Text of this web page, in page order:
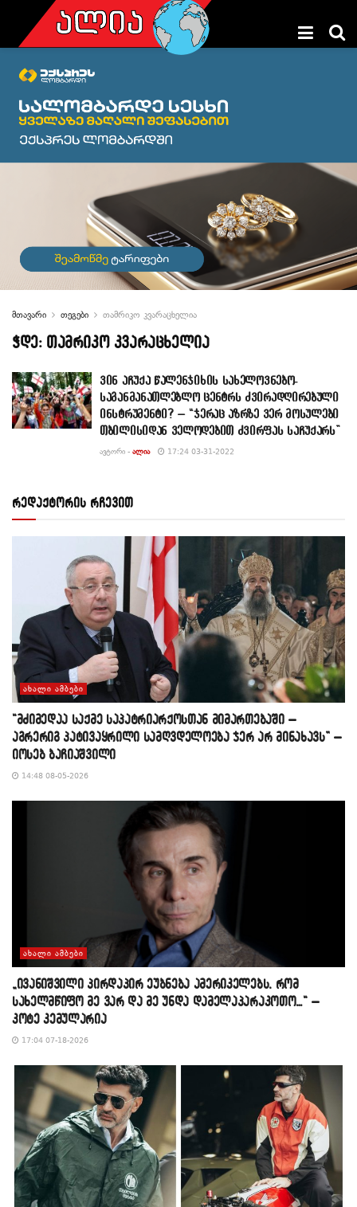
მთავარი თეგები თამრიკო კვარაცხელია
ჭდე: თამრიკო კვარაცხელია
ვინ აჩუქა წალენჯიხის სახელოვნებო-
საგანმანათლებლო ცენტრს ძვირადღირებული
ინსტრუმენტი? – “ჯერაც აზრზე ვერ მოსულები
თბილისიდან ველოდებით ძვირფას საჩუქარს”
ᲐᲕᲢᲝᲠᲘ - ᲐᲚᲘᲐ 17:24 03-31-2022
რედაქტორის რჩევით
ᲐᲮᲐᲚᲘ ᲐᲛᲑᲔᲑᲘ
“მძიმედაა საქმე საპატრიარქოსთან მიმართებაში –
აგრერიგ პატივაყრილი სამღვდელოება ჯერ არ მინახავს” –
იოსებ ბაჩიაშვილი
14:48 08-05-2026
ᲐᲮᲐᲚᲘ ᲐᲛᲑᲔᲑᲘ
„ივანიშვილი პირდაპირ ეუბნება ამერიკელებს, რომ
სახელმწიფო მე ვარ და მე უნდა დამელაპარაკოთო…“ –
კოტე კემულარია
17:04 07-18-2026